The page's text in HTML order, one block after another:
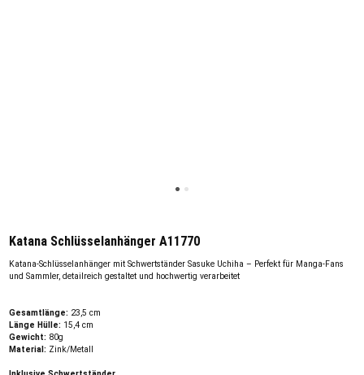
Katana Schlüsselanhänger A11770
Katana-Schlüsselanhänger mit Schwertständer Sasuke Uchiha – Perfekt für Manga-Fans
und Sammler, detailreich gestaltet und hochwertig verarbeitet
Gesamtlänge: 23,5 cm
Länge Hülle: 15,4 cm
Gewicht: 80g
Material: Zink/Metall